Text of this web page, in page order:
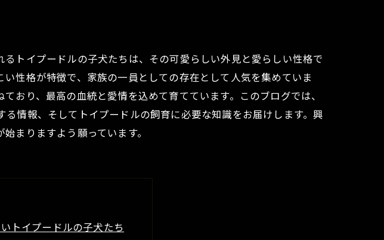
トイプードルの子犬たちは、その可愛らしい外見と愛らしい性格で
性格が特徴で、家族の一員としての存在として人気を集めていま
おり、最高の血統と愛情を込めて育てています。このブログでは、
情報、そしてトイプードルの飼育に必要な知識をお届けします。興
まりますよう願っています。
トイプードルの子犬たち